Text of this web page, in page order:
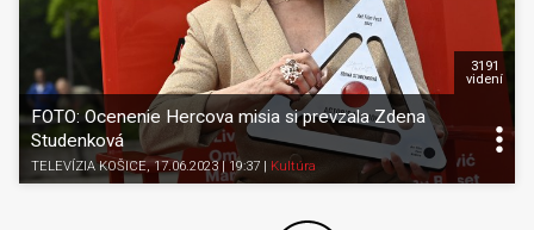
FOTO: Ocenenie Hercova misia si prevzala Zdena
Studenková
TELEVÍZIA KOŠICE, 17.06.2023 | 19:37 | Kultúra
3191
videní